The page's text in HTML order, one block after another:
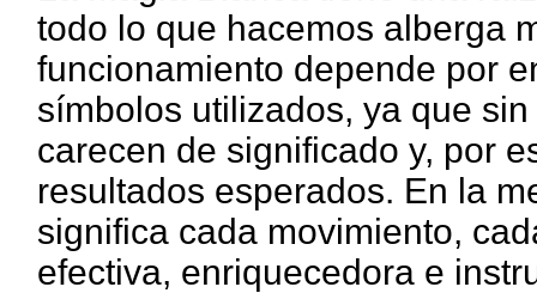
todo lo que hacemos alberga
funcionamiento depende por
símbolos utilizados, ya que
carecen de significado y, por
resultados esperados. En la
significa cada movimiento,
efectiva, enriquecedora e